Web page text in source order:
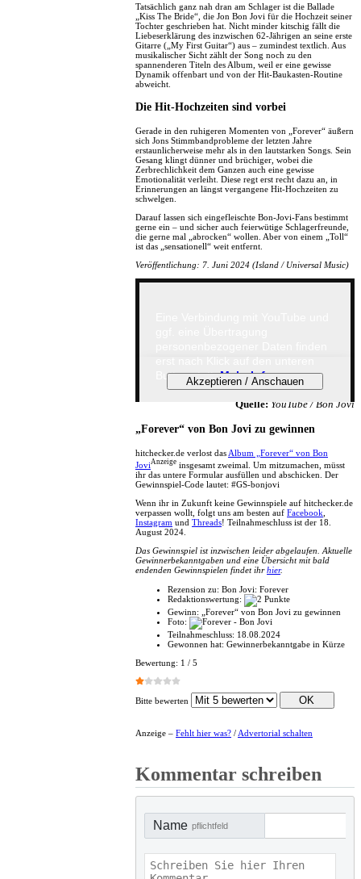
Tatsächlich ganz nah dran am Schlager ist die Ballade
„Kiss The Bride“, die Jon Bon Jovi für die Hochzeit seiner
Tochter geschrieben hat. Nicht minder kitschig fällt die
Liebeserklärung des inzwischen 62-Jährigen an seine erste
Gitarre („My First Guitar“) aus – zumindest textlich. Aus
musikalischer Sicht zählt der Song noch zu den
spannenderen Titeln des Album, weil er eine gewisse
Dynamik offenbart und von der Hit-Baukasten-Routine
abweicht.
Die Hit-Hochzeiten sind vorbei
Gerade in den ruhigeren Momenten von „Forever“ äußern
sich Jons Stimmbandprobleme der letzten Jahre
erstaunlicherweise mehr als in den lautstarken Songs. Sein
Gesang klingt dünner und brüchiger, wobei die
Zerbrechlichkeit dem Ganzen auch eine gewisse
Emotionalität verleiht. Diese regt erst recht dazu an, in
Erinnerungen an längst vergangene Hit-Hochzeiten zu
schwelgen.
Darauf lassen sich eingefleischte Bon-Jovi-Fans bestimmt
gerne ein – und sicher auch feierwütige Schlagerfreunde,
die gerne mal „abrocken“ wollen. Aber von einem „Toll“
ist das „sensationell“ weit entfernt.
Veröffentlichung: 7. Juni 2024 (Island / Universal Music)
erst nach Klick auf den unteren
Button statt.Mehr Infos...
Quelle: YouTube / Bon Jovi
„Forever“ von Bon Jovi zu gewinnen
hitchecker.de verlost das Album „Forever“ von Bon
JoviAnzeige insgesamt zweimal. Um mitzumachen, müsst
ihr das untere Formular ausfüllen und abschicken. Der
Gewinnspiel-Code lautet: #GS-bonjovi
Wenn ihr in Zukunft keine Gewinnspiele auf hitchecker.de
verpassen wollt, folgt uns am besten auf Facebook
Instagram und Threads! Teilnahmeschluss ist der 18.
August 2024.
Das Gewinnspiel ist inzwischen leider abgelaufen. Aktuelle
Gewinnerbekanntgaben und eine Übersicht mit bald
endenden Gewinnspielen findet ihrhier.
Rezension zu: Bon Jovi: Forever
Redaktionswertung:
Gewinn:
„Forever“ von Bon Jovi zu gewinnen
Foto:
Teilnahmeschluss: 18.08.2024
Gewonnen hat: Gewinnerbekanntgabe in Kürze
Bewertung: 1 / 5
Bitte bewerten
Anzeige – Fehlt hier was? / Advertorial schalten
Kommentar schreiben
Name pflichtfeld